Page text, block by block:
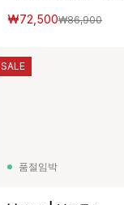
₩72,500₩86,900
품절임박
SALE